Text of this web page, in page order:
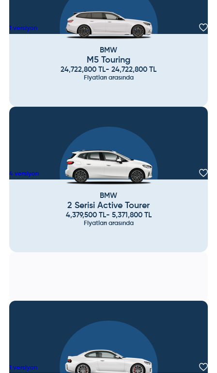
1 versiyon
BMW
M5 Touring
24,722,800 TL- 24,722,800 TL
Fiyatları arasında
4 versiyon
BMW
2 Serisi Active Tourer
4,379,500TL- 5,371,800TL
Fiyatları arasında
1 versiyon